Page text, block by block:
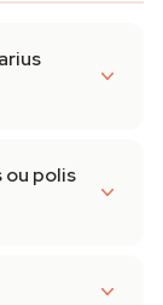
polis